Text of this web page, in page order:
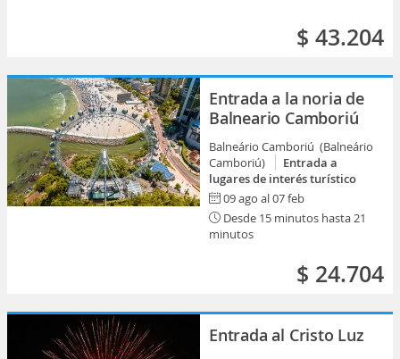
$ 43.204
Entrada a la noria de
Balneario Camboriú
Balneário Camboriú (Balneário
Camboriú)
Entrada a
lugares de interés turístico
09 ago al 07 feb
Desde 15 minutos hasta 21
minutos
$ 24.704
Entrada al Cristo Luz